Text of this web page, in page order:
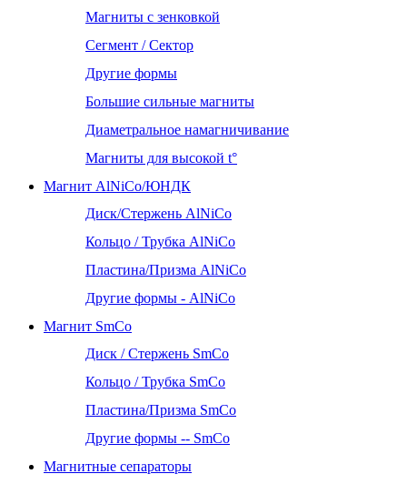
Магниты с зенковкой
Сегмент / Сектор
Другие формы
Большие сильные магниты
Диаметральное намагничивание
Магниты для высокой t°
Магнит AlNiCo/ЮНДК
Диск/Стержень AlNiCo
Кольцо / Трубка AlNiCo
Пластина/Призма AlNiCo
Другие формы - AlNiCo
Магнит SmCo
Диск / Стержень SmCo
Кольцо / Трубка SmCo
Пластина/Призма SmCo
Другие формы -- SmCo
Магнитные сепараторы